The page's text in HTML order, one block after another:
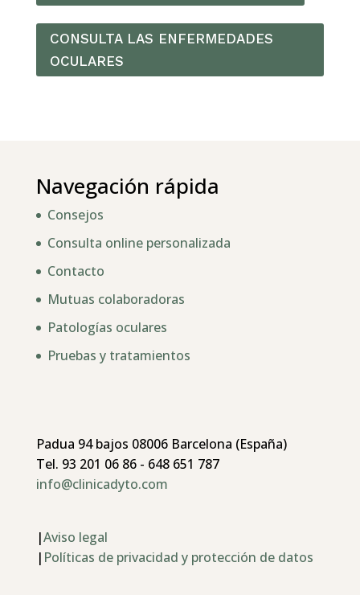
CONSULTA LAS ENFERMEDADES
OCULARES
Navegación rápida
Consejos
Consulta online personalizada
Contacto
Mutuas colaboradoras
Patologías oculares
Pruebas y tratamientos
Padua 94 bajos 08006 Barcelona (España)
Tel. 93 201 06 86 - 648 651 787
info@clinicadyto.com
|Aviso legal
| Políticas de privacidad y protección de datos